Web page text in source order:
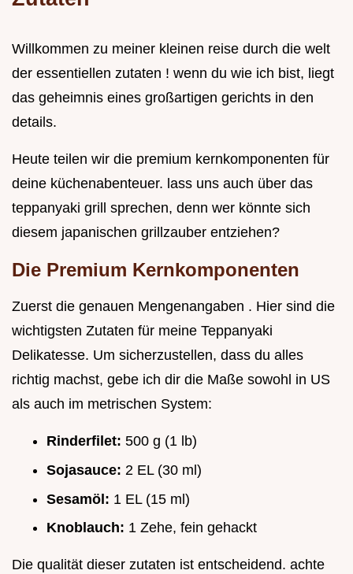
Willkommen zu meiner kleinen reise durch die welt
der essentiellen zutaten ! wenn du wie ich bist, liegt
das geheimnis eines großartigen gerichts in den
details.
Heute teilen wir die premium kernkomponenten für
deine küchenabenteuer. lass uns auch über das
teppanyaki grill sprechen, denn wer könnte sich
diesem japanischen grillzauber entziehen?
Die Premium Kernkomponenten
Zuerst die genauen Mengenangaben . Hier sind die
wichtigsten Zutaten für meine Teppanyaki
Delikatesse. Um sicherzustellen, dass du alles
richtig machst, gebe ich dir die Maße sowohl in US
als auch im metrischen System:
Rinderfilet: 500 g (1 lb)
Sojasauce: 2 EL (30 ml)
Sesamöl: 1 EL (15 ml)
Knoblauch: 1 Zehe, fein gehackt
Die qualität dieser zutaten ist entscheidend. achte